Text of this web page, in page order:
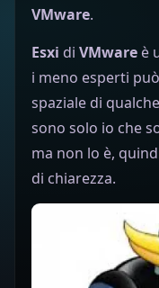
VMware.
Esxi di VMware è
i meno esperti
spaziale di
sono solo io che
ma non lo è,
di chiarezza.